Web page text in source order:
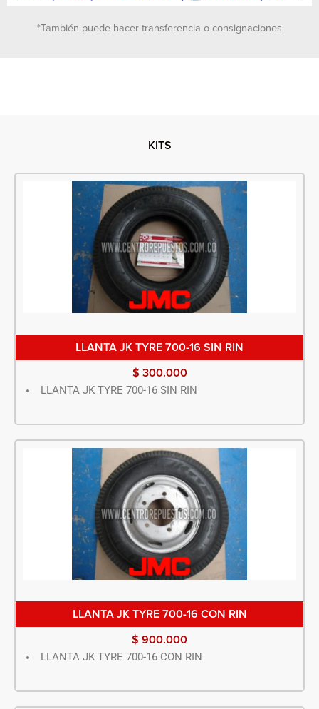
*También puede hacer transferencia o consignaciones
KITS
LLANTA JK TYRE 700-16 SIN RIN
$ 300.000
LLANTA JK TYRE 700-16 SIN RIN
LLANTA JK TYRE 700-16 CON RIN
$ 900.000
LLANTA JK TYRE 700-16 CON RIN